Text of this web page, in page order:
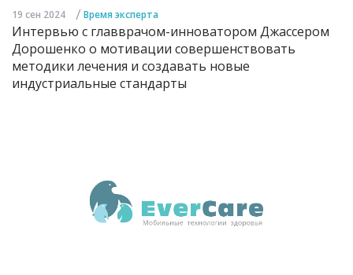
19 сен 2024 / Время эксперта
Интервью с главврачом-инноватором Джассером
Дорошенко о мотивации совершенствовать
методики лечения и создавать новые
индустриальные стандарты